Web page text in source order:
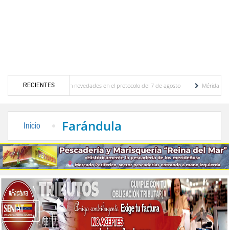
RECIENTES
y se conocieron novedades en el protocolo del 7 de agosto
Mérida territorio
Inicio Farándula